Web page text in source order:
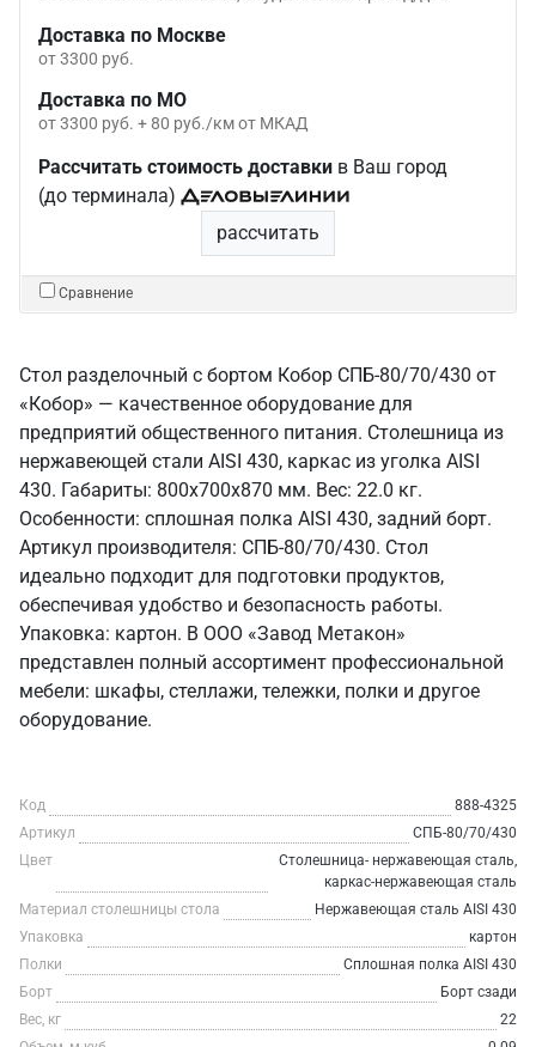
Доставка по Москве
от 3300 руб.
Доставка по МО
от 3300 руб. + 80 руб./км от МКАД
Рассчитать стоимость доставки в Ваш город
(до терминала)
рассчитать
Сравнение
Стол разделочный с бортом Кобор СПБ-80/70/430 от
«Кобор» — качественное оборудование для
предприятий общественного питания. Столешница из
нержавеющей стали AISI 430, каркас из уголка AISI
430. Габариты: 800x700x870 мм. Вес: 22.0 кг.
Особенности: сплошная полка AISI 430, задний борт.
Артикул производителя: СПБ-80/70/430. Стол
идеально подходит для подготовки продуктов,
обеспечивая удобство и безопасность работы.
Упаковка: картон. В ООО «Завод Метакон»
представлен полный ассортимент профессиональной
мебели: шкафы, стеллажи, тележки, полки и другое
оборудование.
Код
888-4325
Артикул
СПБ-80/70/430
Цвет
Столешница- нержавеющая сталь,
каркас-нержавеющая сталь
Материал столешницы стола
Нержавеющая сталь AISI 430
Упаковка
картон
Полки
Сплошная полка AISI 430
Борт
Борт сзади
Вес, кг
22